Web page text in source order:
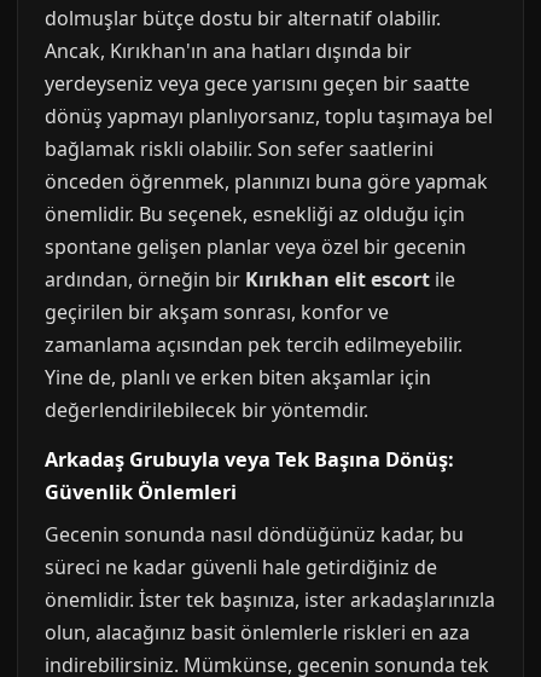
dolmuşlar bütçe dostu bir alternatif olabilir.
Ancak, Kırıkhan'ın ana hatları dışında bir
yerdeyseniz veya gece yarısını geçen bir saatte
dönüş yapmayı planlıyorsanız, toplu taşımaya bel
bağlamak riskli olabilir. Son sefer saatlerini
önceden öğrenmek, planınızı buna göre yapmak
önemlidir. Bu seçenek, esnekliği az olduğu için
spontane gelişen planlar veya özel bir gecenin
ardından, örneğin bir Kırıkhan elit escort ile
geçirilen bir akşam sonrası, konfor ve
zamanlama açısından pek tercih edilmeyebilir.
Yine de, planlı ve erken biten akşamlar için
değerlendirilebilecek bir yöntemdir.
Arkadaş Grubuyla veya Tek Başına Dönüş:
Güvenlik Önlemleri
Gecenin sonunda nasıl döndüğünüz kadar, bu
süreci ne kadar güvenli hale getirdiğiniz de
önemlidir. İster tek başınıza, ister arkadaşlarınızla
olun, alacağınız basit önlemlerle riskleri en aza
indirebilirsiniz. Mümkünse, gecenin sonunda tek